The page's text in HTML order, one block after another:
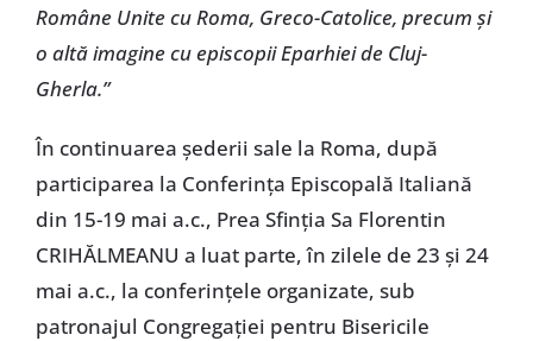
Române Unite cu Roma, Greco-Catolice, precum şi
o altă imagine cu episcopii Eparhiei de Cluj-
Gherla.”
În continuarea şederii sale la Roma, după
participarea la Conferinţa Episcopală Italiană
din 15-19 mai a.c., Prea Sfinţia Sa Florentin
CRIHĂLMEANU a luat parte, în zilele de 23 şi 24
mai a.c., la conferinţele organizate, sub
patronajul Congregaţiei pentru Bisericile